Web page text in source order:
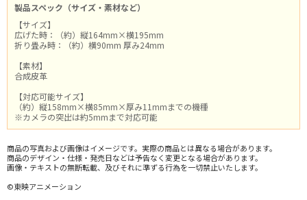
製品スペック（サイズ・素材など）
【サイズ】
広げた時：（約）縦164mm×横195mm
折り畳み時：（約）横90mm 厚み24mm
【素材】
合成皮革
【対応可能サイズ】
（約）縦158mm×横85mm×厚み11mmまでの機種
※カメラの突出は約5mmまで対応可能
商品の写真および画像はイメージです。実際の商品とは異なる場合があります。
商品のデザイン・仕様・発売日などは予告なく変更となる場合があります。
画像・テキストの無断転載、及びそれに準ずる行為を一切禁止いたします。
©東映アニメーション